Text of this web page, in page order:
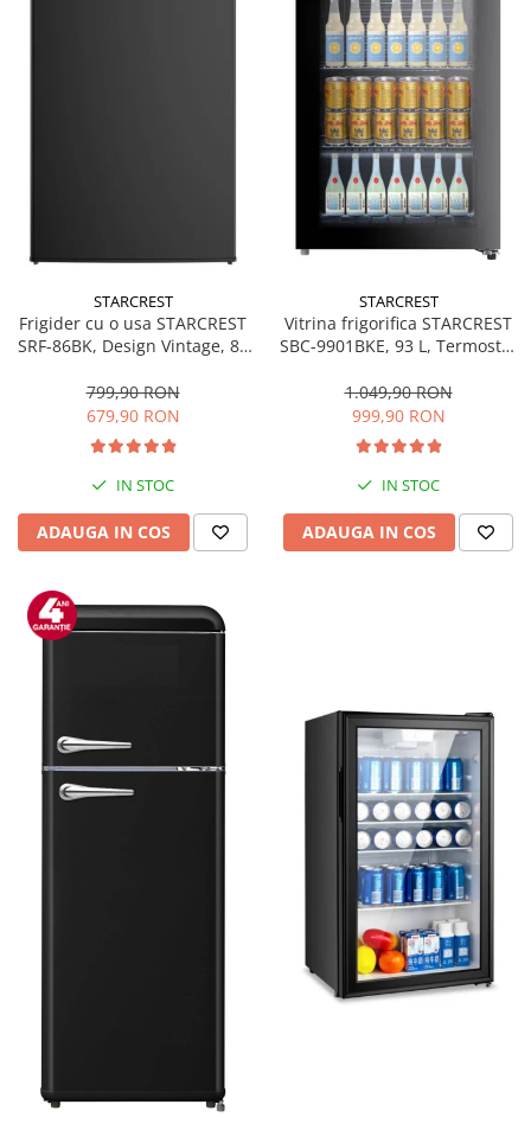
Accesorii aparate climatizare
Aeroterme
Aparate de spalat cu presiune
Climatizare
Purificatoare
Ingrijire personala
Aparate & Accesorii ingrijire
personala
Obiecte sanitare
Accesorii
STARCREST
Frigider cu o usa STARCREST
SRF-86BK, Design Vintage, 85
interioara, H 84 cm, Negru
799,90 RON
679,90 RON
IN STOC
ADAUGA IN COS
STARCREST
Vitrina frigorifica STARCREST
SBC-9901BKE, 93 L, Termostat
sticla, H 84.5 cm, Negru
1.049,90 RON
999,90 RON
IN STOC
ADAUGA IN COS